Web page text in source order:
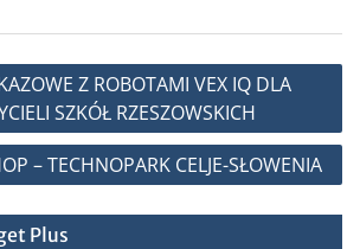
Z ROBOTAMI VEX IQ DLA
SZKÓŁ RZESZOWSKICH
– TECHNOPARK CELJE-SŁOWENIA
Plus